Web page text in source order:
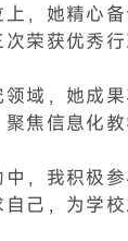
上，她精心
荣获优秀行
领域，她成
聚焦信息化
中，我积极
己，为学